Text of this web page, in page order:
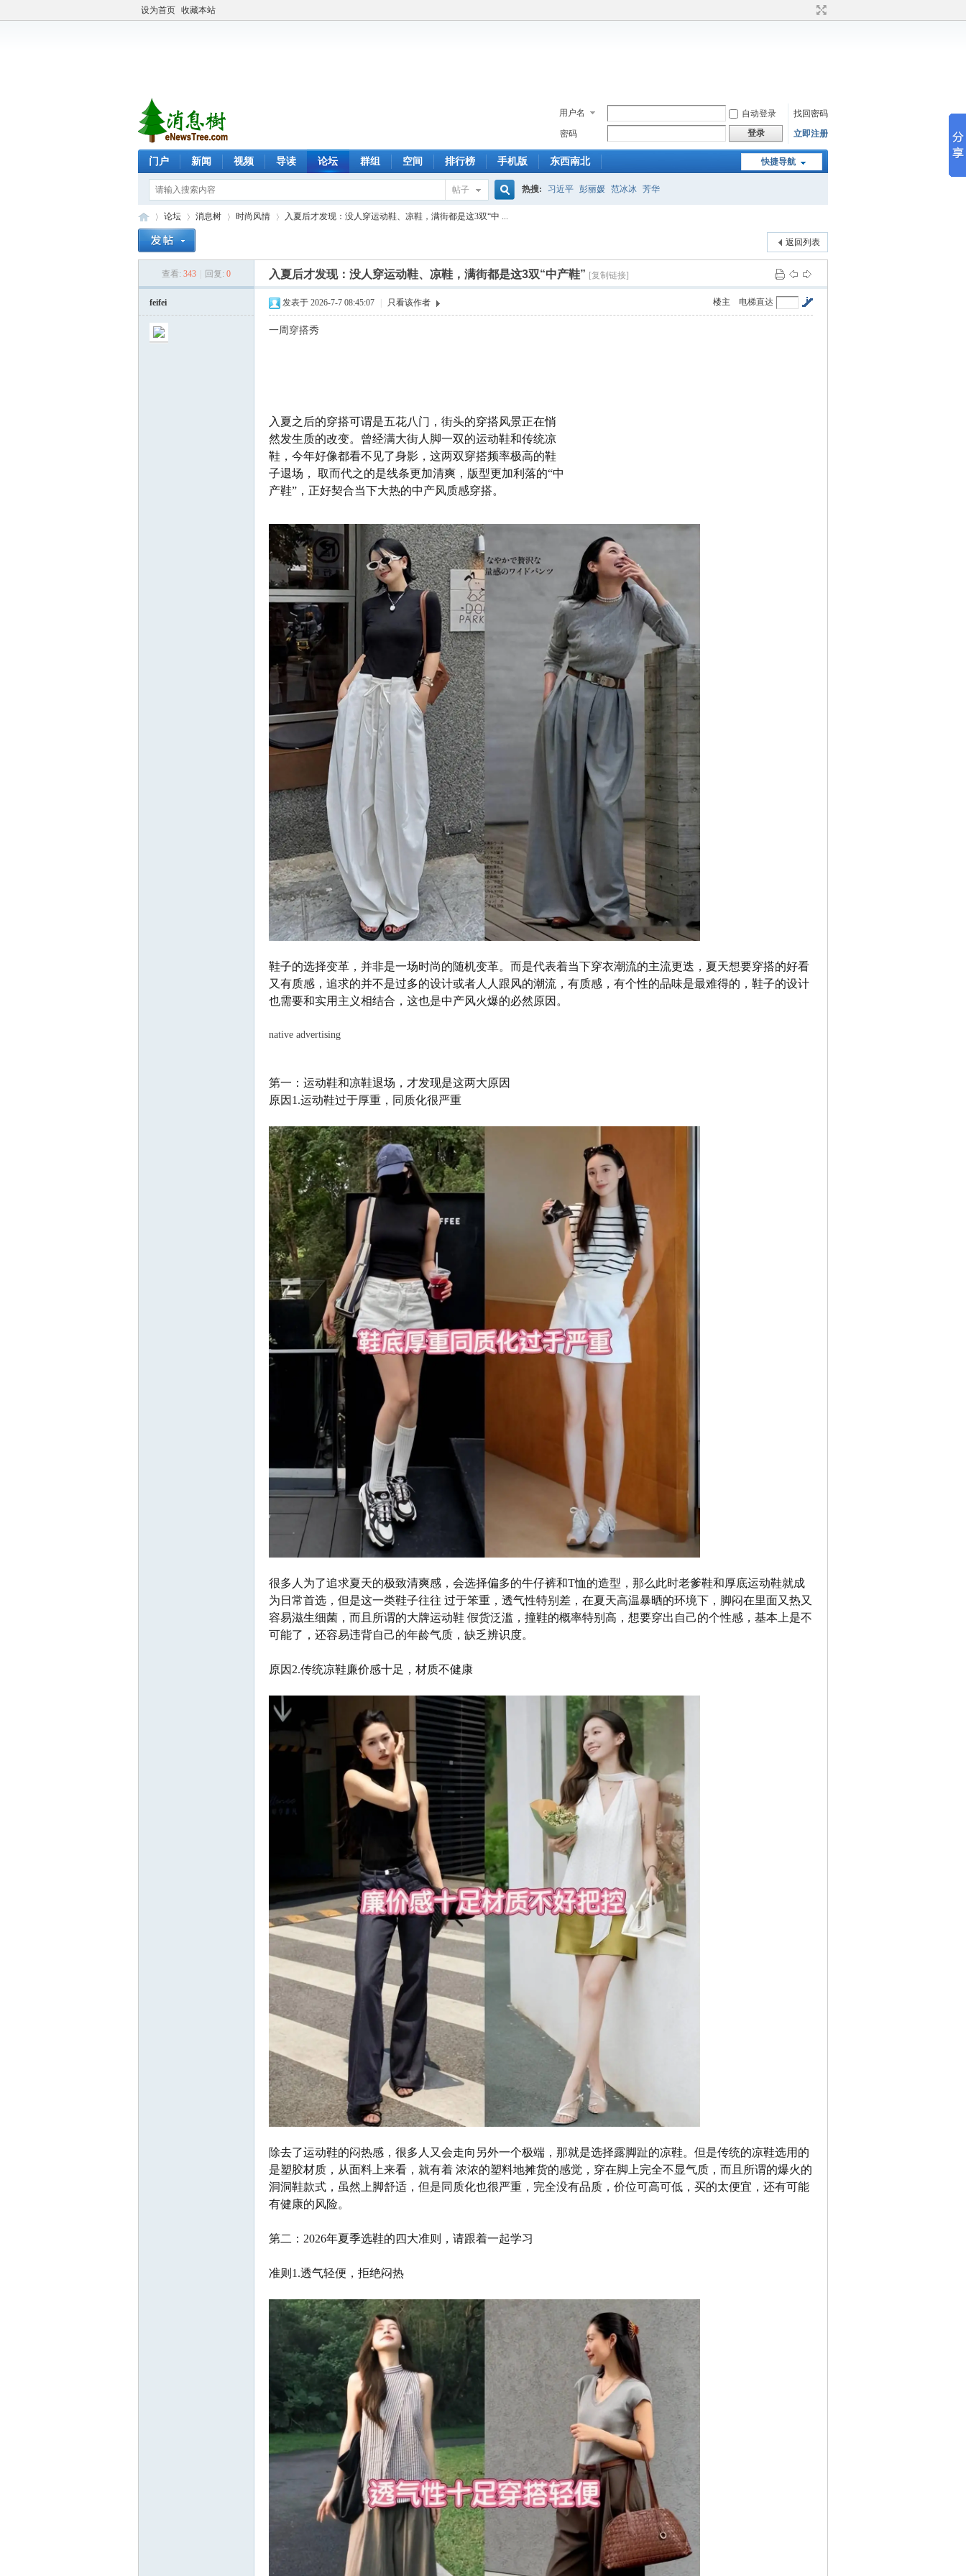
设为首页 收藏本站
用户名 自动登录
找回密码
密码
登录 立即注册
快捷导航
门户 新闻 视频 导读 论坛 群组 空间 排行榜 手机版 东西南北
帖子
索
热搜: 习近平 彭丽媛 范冰冰 芳华
论坛
›
消息树
›
时尚风情
›
入夏后才发现：没人穿运动鞋、凉鞋，满街都是这3双“中 ...
返回列表
查看: 343 回复: 0 入夏后才发现：没人穿运动鞋、凉鞋，满街都是这3双“中产鞋” [复制链接]
feifei 电梯直达
楼主
发表于 2026-7-7 08:45:07 只看该作者
一周穿搭秀
入夏之后的穿搭可谓是五花八门，街头的穿搭风景正在悄
然发生质的改变。曾经满大街人脚一双的运动鞋和传统凉
鞋，今年好像都看不见了身影，这两双穿搭频率极高的鞋
子退场， 取而代之的是线条更加清爽，版型更加利落的“中
产鞋”，正好契合当下大热的中产风质感穿搭。
鞋子的选择变革，并非是一场时尚的随机变革。而是代表着当下穿衣潮流的主流更迭，夏天想要穿搭的好看
又有质感，追求的并不是过多的设计或者人人跟风的潮流，有质感，有个性的品味是最难得的，鞋子的设计
也需要和实用主义相结合，这也是中产风火爆的必然原因。
native advertising
第一：运动鞋和凉鞋退场，才发现是这两大原因
原因1.运动鞋过于厚重，同质化很严重
很多人为了追求夏天的极致清爽感，会选择偏多的牛仔裤和T恤的造型，那么此时老爹鞋和厚底运动鞋就成
为日常首选，但是这一类鞋子往往 过于笨重，透气性特别差，在夏天高温暴晒的环境下，脚闷在里面又热又
容易滋生细菌，而且所谓的大牌运动鞋 假货泛滥，撞鞋的概率特别高，想要穿出自己的个性感，基本上是不
可能了，还容易违背自己的年龄气质，缺乏辨识度。
原因2.传统凉鞋廉价感十足，材质不健康
除去了运动鞋的闷热感，很多人又会走向另外一个极端，那就是选择露脚趾的凉鞋。但是传统的凉鞋选用的
是塑胶材质，从面料上来看，就有着 浓浓的塑料地摊货的感觉，穿在脚上完全不显气质，而且所谓的爆火的
洞洞鞋款式，虽然上脚舒适，但是同质化也很严重，完全没有品质，价位可高可低，买的太便宜，还有可能
有健康的风险。
第二：2026年夏季选鞋的四大准则，请跟着一起学习
准则1.透气轻便，拒绝闷热